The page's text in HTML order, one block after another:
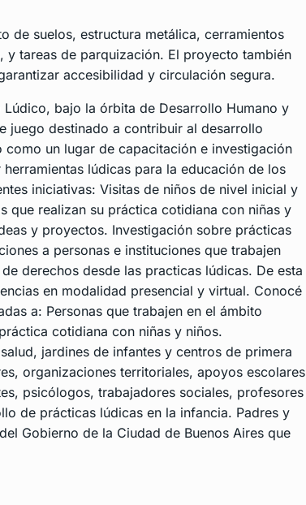
de suelos, estructura metálica, cerramientos
y tareas de parquización. El proyecto también
accesibilidad y circulación segura.
bajo la órbita de Desarrollo Humano y
juego destinado a contribuir al desarrollo
un lugar de capacitación e investigación
lúdicas para la educación de los
iniciativas: Visitas de niños de nivel inicial y
que realizan su práctica cotidiana con niñas y
y proyectos. Investigación sobre prácticas
a personas e instituciones que trabajen
derechos desde las practicas lúdicas. De esta
en modalidad presencial y virtual. Conocé
a: Personas que trabajen en el ámbito
cotidiana con niñas y niños.
jardines de infantes y centros de primera
organizaciones territoriales, apoyos escolares
psicólogos, trabajadores sociales, profesores
de prácticas lúdicas en la infancia. Padres y
Gobierno de la Ciudad de Buenos Aires que